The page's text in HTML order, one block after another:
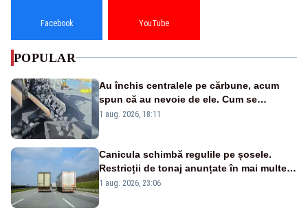
Facebook YouTube
POPULAR
Au închis centralele pe cărbune, acum
spun că au nevoie de ele. Cum se
pasează vina în plină criză energetică
1 aug. 2026, 18:11
Canicula schimbă regulile pe șosele.
Restricții de tonaj anunțate în mai multe
județe
1 aug. 2026, 23:06